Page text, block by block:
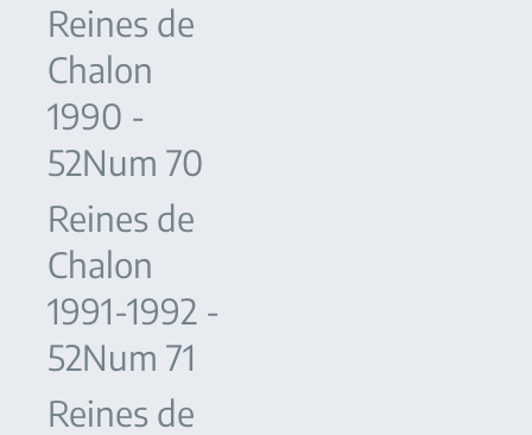
Reines de
Chalon
1990 -
52Num 70
Reines de
Chalon
1991-1992 -
52Num 71
Reines de